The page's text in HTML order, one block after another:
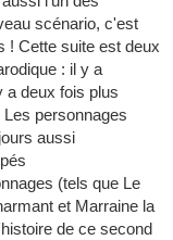
scénario, c'est
! Cette suite est deux
: il y a
a deux fois plus
personnages
aussi
(tels que Le
et Marraine la
de ce second